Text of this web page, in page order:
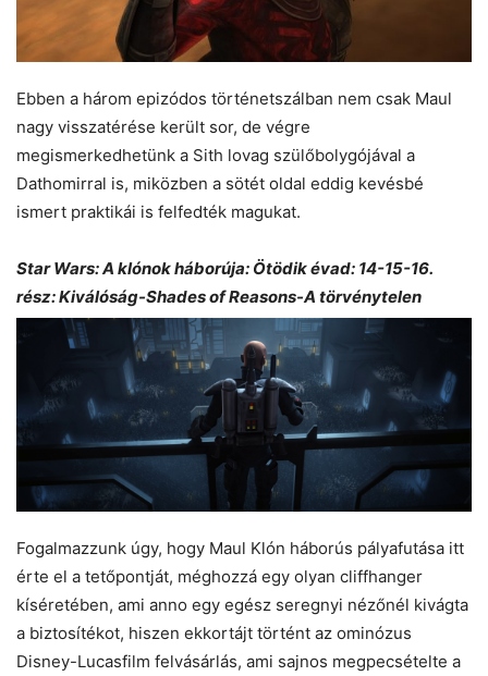
Ebben a három epizódos történetszálban nem csak Maul
nagy visszatérése került sor, de végre
megismerkedhetünk a Sith lovag szülőbolygójával a
Dathomirral is, miközben a sötét oldal eddig kevésbé
ismert praktikái is felfedték magukat.
Star Wars: A klónok háborúja: Ötödik évad: 14-15-16.
rész: Kiválóság-Shades of Reasons-A törvénytelen
Fogalmazzunk úgy, hogy Maul Klón háborús pályafutása itt
érte el a tetőpontját, méghozzá egy olyan cliffhanger
kíséretében, ami anno egy egész seregnyi nézőnél kivágta
a biztosítékot, hiszen ekkortájt történt az ominózus
Disney-Lucasfilm felvásárlás, ami sajnos megpecsételte a